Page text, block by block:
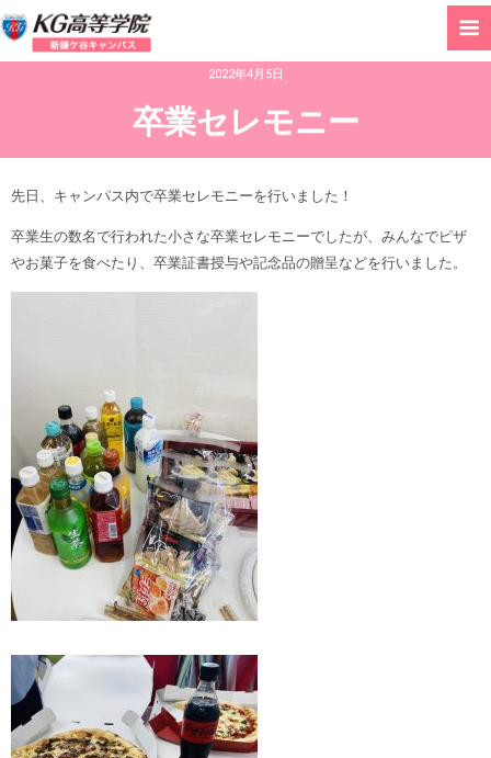
2022年4月5日
卒業セレモニー
先日、キャンパス内で卒業セレモニーを行いました！
卒業生の数名で行われた小さな卒業セレモニーでしたが、みんなでピザ
やお菓子を食べたり、卒業証書授与や記念品の贈呈などを行いました。